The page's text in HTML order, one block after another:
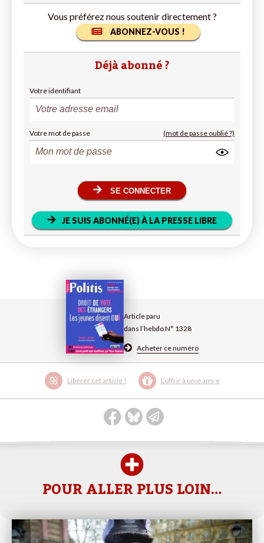
Article paru
dans l’hebdo N° 1328
Acheter ce numéro
Libérer cet article ! L’offrir à un·e ami·e
Vous préférez nous soutenir directement ?
ABONNEZ-VOUS !
Déjà abonné ?
Votre identifiant
Votre mot de passe (mot de passe oublié ?)
SE CONNECTER
JE SUIS ABONNÉ(E) À LA PRESSE LIBRE
POUR ALLER PLUS LOIN…